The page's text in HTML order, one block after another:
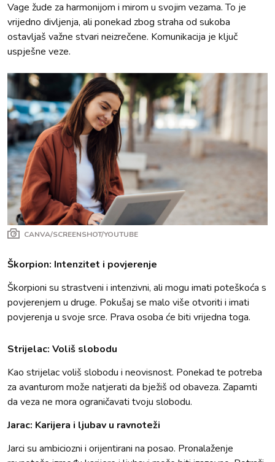
Vage žude za harmonijom i mirom u svojim vezama. To je
vrijedno divljenja, ali ponekad zbog straha od sukoba
ostavljaš važne stvari neizrečene. Komunikacija je ključ
uspješne veze.
CANVA/SCREENSHOT/YOUTUBE
Škorpion: Intenzitet i povjerenje
Škorpioni su strastveni i intenzivni, ali mogu imati poteškoća s
povjerenjem u druge. Pokušaj se malo više otvoriti i imati
povjerenja u svoje srce. Prava osoba će biti vrijedna toga.
Strijelac: Voliš slobodu
Kao strijelac voliš slobodu i neovisnost. Ponekad te potreba
za avanturom može natjerati da bježiš od obaveza. Zapamti
da veza ne mora ograničavati tvoju slobodu.
Jarac: Karijera i ljubav u ravnoteži
Jarci su ambiciozni i orijentirani na posao. Pronalaženje